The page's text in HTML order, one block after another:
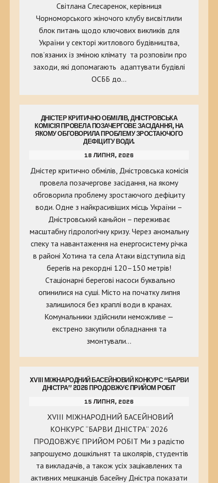
Світлана Слесаренок, керівниця
Чорноморського жіночого клубу висвітлили
блок питань щодо ключових викликів для
України у секторі житлового будівництва,
пов’язаних із зміною клімату та розповіли про
заходи, які допомагають адаптувати будівлі
ОСББ до…
ДНІСТЕР КРИТИЧНО ОБМІЛІВ, ДНІСТРОВСЬКА
КОМІСІЯ ПРОВЕЛА ПОЗАЧЕРГОВЕ ЗАСІДАННЯ, НА
ЯКОМУ ОБГОВОРИЛА ПРОБЛЕМУ ЗРОСТАЮЧОГО
ДЕФІЦИТУ ВОДИ.
18 ЛИПНЯ, 2026
Дністер критично обмілів, Дністровська комісія
провела позачергове засідання, на якому
обговорила проблему зростаючого дефіциту
води. Одне з найкрасивіших місць України –
Дністровський каньйон – переживає
масштабну гідрологічну кризу. Через аномальну
спеку та навантаження на енергосистему річка
в районі Хотина та села Атаки відступила від
берегів на рекордні 120–150 метрів!
Стаціонарні берегові насоси буквально
опинилися на суші. Місто на початку липня
залишилося без краплі води в кранах.
Комунальники здійснили неможливе —
екстрено закупили обладнання та
змонтували…
XVIII МІЖНАРОДНИЙ БАСЕЙНОВИЙ КОНКУРС “БАРВИ
ДНІСТРА” 2026 ПРОДОВЖУЄ ПРИЙОМ РОБІТ
15 ЛИПНЯ, 2026
XVIII МІЖНАРОДНИЙ БАСЕЙНОВИЙ
КОНКУРС “БАРВИ ДНІСТРА” 2026
ПРОДОВЖУЄ ПРИЙОМ РОБІТ Ми з радістю
запрошуємо дошкільнят та школярів, студентів
та викладачів, а також усіх зацікавлених та
активних мешканців басейну Дністра показати